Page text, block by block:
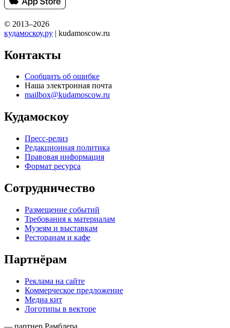
© 2013–2026
кудамоскоу.ру | kudamoscow.ru
Контакты
Сообщить об ошибке
Наша электронная почта
mailbox@kudamoscow.ru
Кудамоскоу
Пресс-релиз
Редакционная политика
Правовая информация
Формат ресурса
Сотрудничество
Размещение событий
Требования к материалам
Музеям и выставкам
Ресторанам и кафе
Партнёрам
Реклама на сайте
Коммерческое предложение
Медиа кит
Логотипы в векторе
— партнер Рамблера